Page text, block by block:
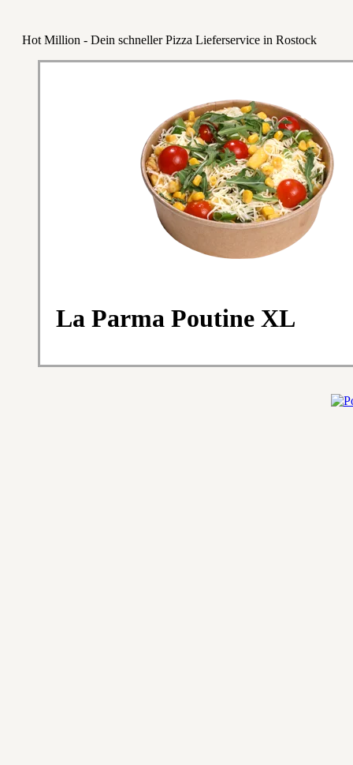
Hot Million - Dein schneller Pizza Lieferservice in Rostock
La Parma Poutine XL